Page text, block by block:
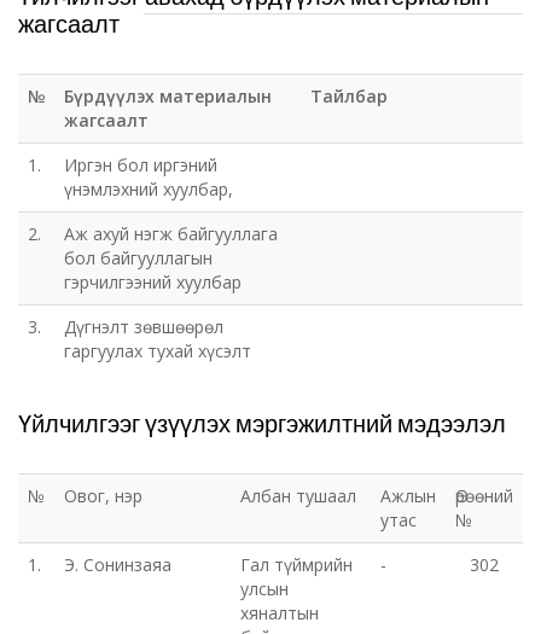
жагсаалт
№
Бүрдүүлэх материалын
жагсаалт
Тайлбар
1.
Иргэн бол иргэний
үнэмлэхний хуулбар,
2.
Аж ахуй нэгж байгууллага
бол байгууллагын
гэрчилгээний хуулбар
3.
Дүгнэлт зөвшөөрөл
гаргуулах тухай хүсэлт
Үйлчилгээг үзүүлэх мэргэжилтний мэдээлэл
№ Овог, нэр Албан тушаал
Ажлын
утас
Өрөөний
№
1.
Э. Сонинзаяа
Гал түймрийн
улсын
хяналтын
- 302